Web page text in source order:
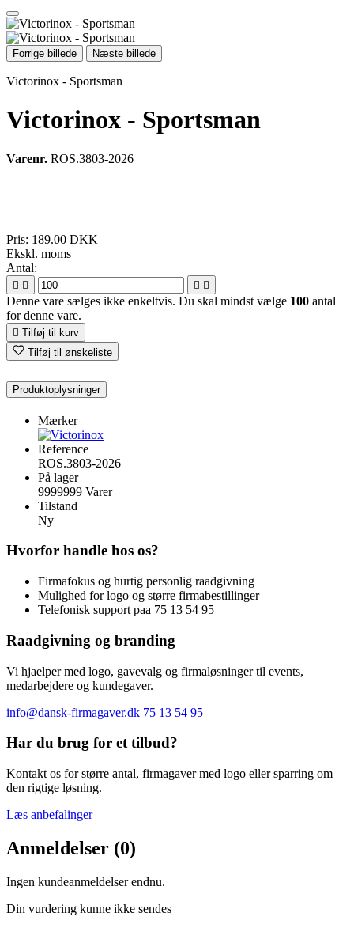
Forrige billede Næste billede
Victorinox - Sportsman
Victorinox - Sportsman
Varenr. ROS.3803-2026
Pris: 189.00 DKK
Ekskl. moms
Antal:
   
Denne vare sælges ikke enkeltvis. Du skal mindst vælge 100 antal
for denne vare.
 Tilføj til kurv
Tilføj til ønskeliste
Produktoplysninger
Mærker
Reference
ROS.3803-2026
På lager
9999999 Varer
Tilstand
Ny
Hvorfor handle hos os?
Firmafokus og hurtig personlig raadgivning
Mulighed for logo og større firmabestillinger
Telefonisk support paa 75 13 54 95
Raadgivning og branding
Vi hjaelper med logo, gavevalg og firmaløsninger til events,
medarbejdere og kundegaver.
info@dansk-firmagaver.dk 75 13 54 95
Har du brug for et tilbud?
Kontakt os for større antal, firmagaver med logo eller sparring om
den rigtige løsning.
Læs anbefalinger
Anmeldelser (0)
Ingen kundeanmeldelser endnu.
Din vurdering kunne ikke sendes